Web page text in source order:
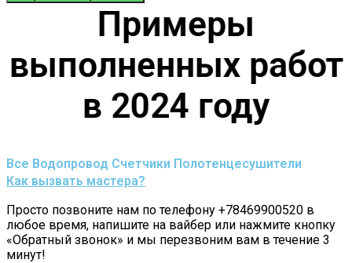
Примеры
выполненных работ
в 2024 году
Все Водопровод Счетчики Полотенцесушители
Как вызвать мастера?
Просто позвоните нам по телефону +78469900520 в
любое время, напишите на вайбер или нажмите кнопку
«Обратный звонок» и мы перезвоним вам в течение 3
минут!